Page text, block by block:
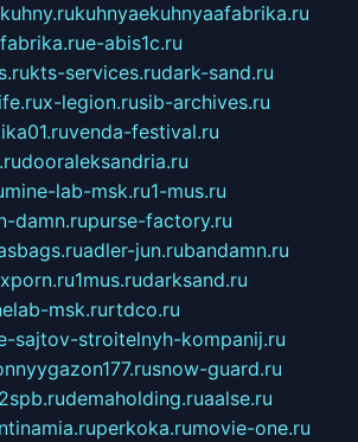
kuhnyaekuhnyaafabrika.ru
e-abis1c.ru
kts-services.rudark-sand.ru
x-legion.rusib-archives.ru
venda-festival.ru
dooraleksandria.ru
mine-lab-msk.ru1-mus.ru
damn.rupurse-factory.ru
adler-jun.rubandamn.ru
1mus.rudarksand.ru
msk.rurtdco.ru
sajtov-stroitelnyh-kompanij.ru
snow-guard.ru
demaholding.ruaalse.ru
perkoka.rumovie-one.ru